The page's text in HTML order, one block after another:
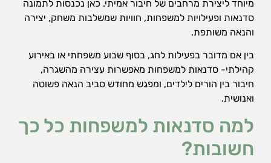
מיוחד ליצירת מרחבים של חיבור אמיתי. כאן נכנסות לתמונה
סדנאות ופעילויות למשפחות, חוויות שמשלבות משחק, יצירה
והנאה משותפת.
בין אם מדובר בפעילות לחג, בסוף שבוע משפחתי או באירוע
קהילתי- סדנאות למשפחות מאפשרות עצירה מהשגרה,
חיבור בין הורים לילדים, ומפגש מחודש סביב הנאה פשוטה
ואנושית.
למה סדנאות למשפחות כל כך
חשובות?
שיווק
על-ידי
שיתוף
תחומי
העניין
וההתנהגות
בזמן
הגלישה
באתר, אתן
מגדילים